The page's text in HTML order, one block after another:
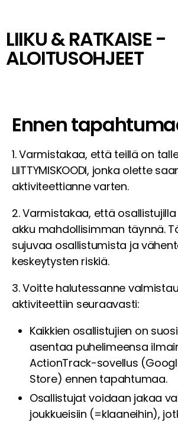
LIIKU & RATKAISE -
ALOITUSOHJEET
Ennen
1. Varmistakaa, että teillä on
LIITTYMISKOODI, jonka olette
aktiviteettianne varten.
2. Varmistakaa, että
akku mahdollisimman täynnä.
sujuvaa osallistumista ja
keskeytysten riskiä.
3. Voitte halutessanne
aktiviteettiin seuraavasti:
Kaikkien osallistujien on
asentaa puhelimeensa
ActionTrack-sovellus
Store) ennen tapahtumaa.
Osallistujat voidaan jakaa
joukkueisiin (=klaaneihin),